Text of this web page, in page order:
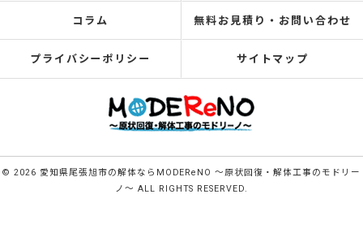
コラム 無料お見積り・お問い合わせ
プライバシーポリシー サイトマップ
© 2026 愛知県尾張旭市の解体ならMODEReNO ～原状回復・解体工事のモドリー
ノ～ ALL RIGHTS RESERVED.